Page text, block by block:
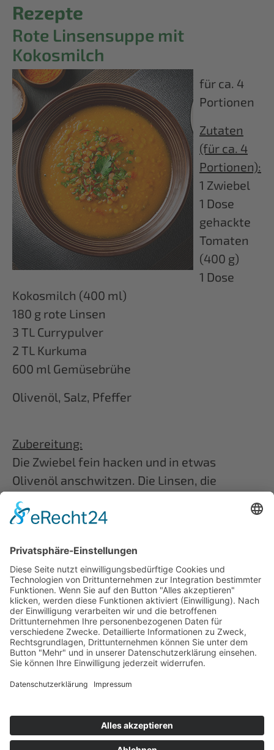
Rezepte
Rote Linsensuppe mit
Kokosmilch
für ca. 4
Portionen
Zutaten
(für ca. 4
Portionen):
1 Zwiebel
1 Dose
gehackte
Tomaten
(400 g)
1 Dose
Kokosmilch (400 ml)
180 g rote Linsen
3 TL Currypulver
2 TL Kurkuma
600 ml Gemüsebrühe
Olivenöl, Salz, Pfeffer
Zubereitung:
Die Zwiebel fein hacken und in etwas
Olivenöl anschwitzen. Die Linsen, die
Tomaten (komplett), die Gemüsebrühe und
die Kokosmilch dazu geben, alles gut
kochen lassen. Danach prüfen, ob die Linsen
schon weich genug sind.
Zum Schluss Curry- und Kurkumapulver
dazugeben, kurz aufkochen und mit Salz und
Pfeffer abschmecken.
Dazu passt frisches Baguette.